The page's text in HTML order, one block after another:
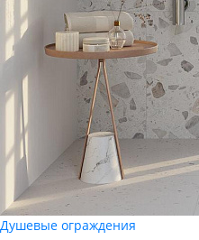
Душевые ограждения